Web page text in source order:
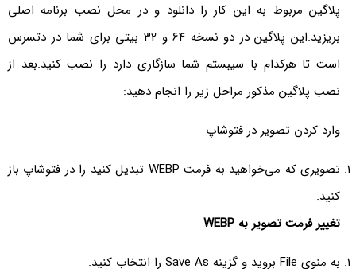
پلاگین مربوط به این کار را دانلود و در محل نصب برنامه اصلی
بریزید.این پلاگین در دو نسخه 64 و 32 بیتی برای شما در دتسرس
است تا هرکدام با سیبستم شما سازگاری دارد را نصب کنید.بعد از
نصب پلاگین مذکور مراحل زیر را انجام دهید:
وارد کردن تصویر در فتوشاپ
تصویری که می‌خواهید به فرمت WEBP تبدیل کنید را در فتوشاپ باز
کنید.
تغییر فرمت تصویر به WEBP
به منوی File بروید و گزینه Save As را انتخاب کنید.